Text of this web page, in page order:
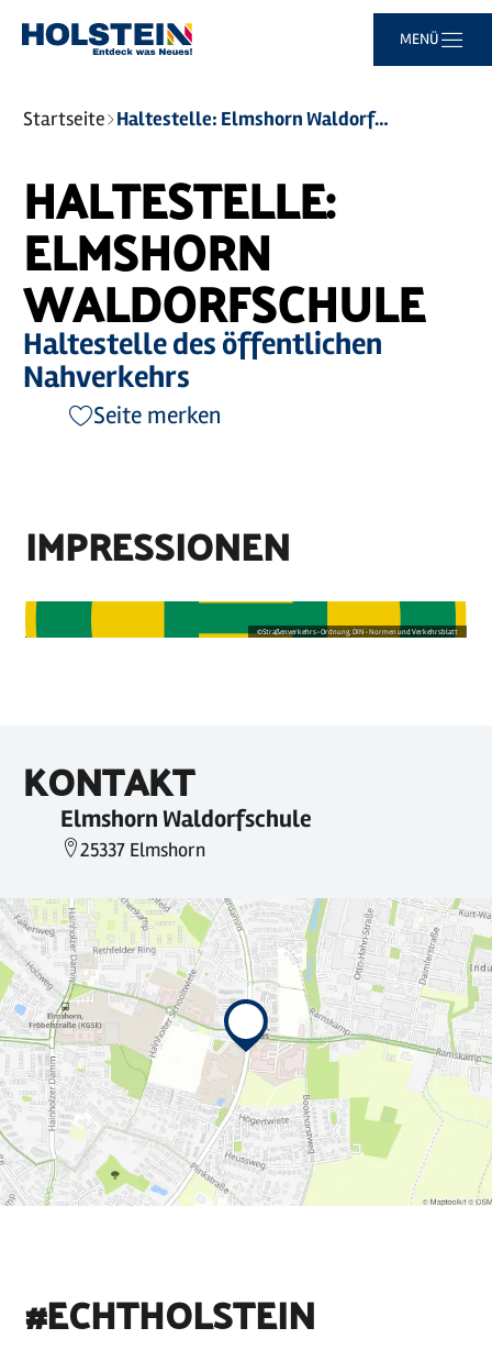
MENÜ
Sie
sind
Startseite Haltestelle: Elmshorn Waldorfschule
HALTESTELLE:
ELMSHORN
WALDORFSCHULE
Haltestelle des öffentlichen
Nahverkehrs
Seite merken
IMPRESSIONEN
©Straßenverkehrs-Ordnung, DIN-Normen und Verkehrsblatt
KONTAKT
Elmshorn Waldorfschule
25337 Elmshorn
#ECHTHOLSTEIN